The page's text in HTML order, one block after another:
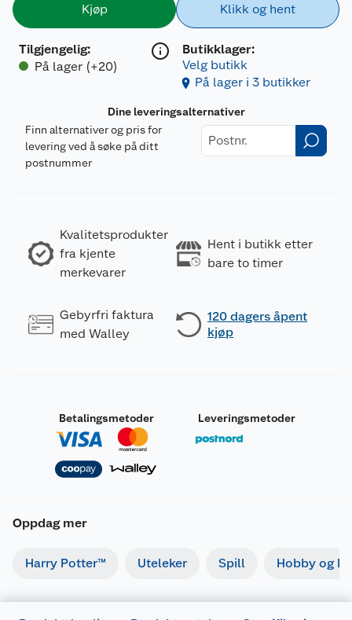
Kjøp
Tilgjengelig:
På lager (+20)
Klikk og hent
Butikklager:
Velg butikk
På lager i 3 butikker
Dine leveringsalternativer
Finn alternativer og pris for
levering ved å søke på ditt
postnummer
Kvalitetsprodukter
fra kjente
merkevarer
Hent i butikk etter
bare to timer
Gebyrfri faktura
med Walley
120 dagers åpent
kjøp
Betalingsmetoder Leveringsmetoder
Oppdag mer
Harry Potter™ Uteleker Spill Hobby og